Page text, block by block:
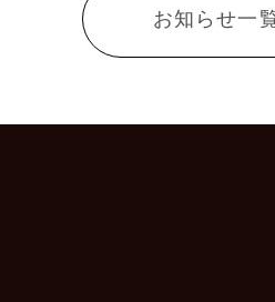
お知らせ一